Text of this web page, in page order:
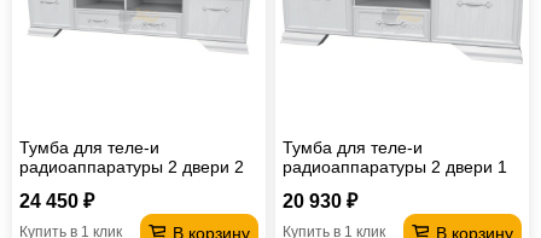
Тумба для теле-и
радиоаппаратуры 2 двери 2
24 450 ₽
В корзину
Купить в 1 клик
Тумба для теле-и
радиоаппаратуры 2 двери 1
20 930 ₽
В корзину
Купить в 1 клик